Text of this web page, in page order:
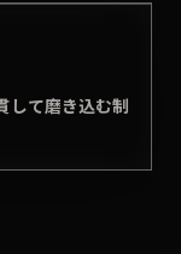
して磨き込む制